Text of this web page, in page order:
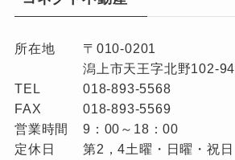
所在地
〒010-0201
潟上市天王字北野102-94
TEL
018-893-5568
FAX
018-893-5569
営業時間 9：00～18：00
定休日
第2，4土曜・日曜・祝日